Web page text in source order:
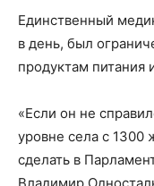
Единственный
в день, был
продуктам питания
«Если он не
уровне села с 1300
сделать в